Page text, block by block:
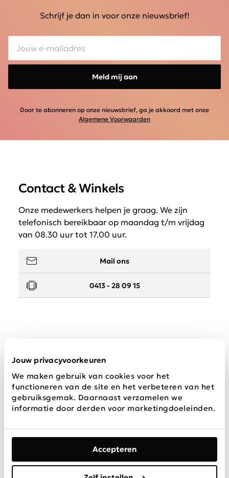
Jouw privacyvoorkeuren
We maken gebruik van cookies voor het
functioneren van de site en het verbeteren van het
gebruiksgemak. Daarnaast verzamelen we
informatie door derden voor marketingdoeleinden.
Accepteren
Schrijf je dan in voor onze nieuwsbrief!
Meld mij aan
Door te abonneren op onze nieuwsbrief, ga je akkoord met onze
Algemene Voorwaarden
Contact & Winkels
Onze medewerkers helpen je graag. We zijn
telefonisch bereikbaar op maandag t/m vrijdag
van 08.30 uur tot 17.00 uur.
Mail ons
0413 - 28 09 15
Wij zijn Schijvens mode
Algemene
Privacy &
Cookies
Disclaimer